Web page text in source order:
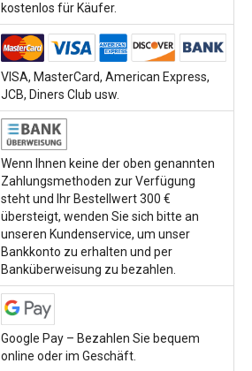
kostenlos für Käufer.
VISA, MasterCard, American Express,
JCB, Diners Club usw.
Wenn Ihnen keine der oben genannten
Zahlungsmethoden zur Verfügung
steht und Ihr Bestellwert 300 €
übersteigt, wenden Sie sich bitte an
unseren Kundenservice, um unser
Bankkonto zu erhalten und per
Banküberweisung zu bezahlen.
Google Pay – Bezahlen Sie bequem
online oder im Geschäft.